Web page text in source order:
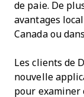
de paie. De
avantages
Canada ou
Les clients de
nouvelle
pour